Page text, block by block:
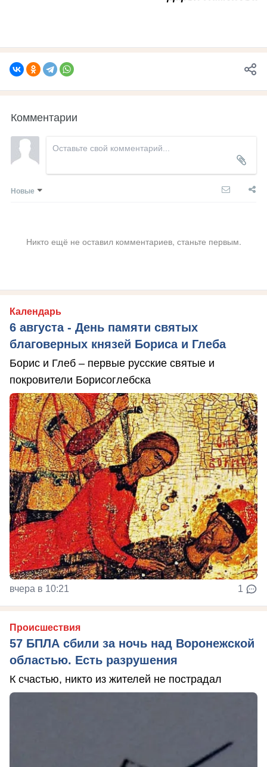
Комментарии
Новые
Никто ещё не оставил комментариев, станьте первым.
Календарь
6 августа - День памяти святых
благоверных князей Бориса и Глеба
Борис и Глеб – первые русские святые и
покровители Борисоглебска
вчера в 10:21 1
Происшествия
57 БПЛА сбили за ночь над Воронежской
областью. Есть разрушения
К счастью, никто из жителей не пострадал